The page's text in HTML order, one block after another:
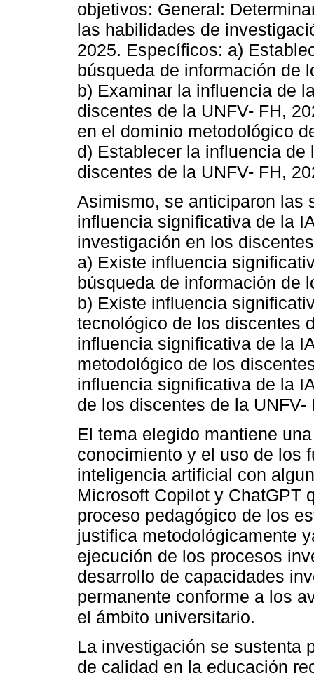
objetivos: General:
las habilidades de
2025. Específicos: a)
búsqueda de información de
b) Examinar la influencia de
discentes de la UNFV- FH,
en el dominio metodológico
d) Establecer la influencia
discentes de la UNFV- FH,
Asimismo, se anticiparon las
influencia significativa de la
investigación en los
a) Existe influencia
búsqueda de información de
b) Existe influencia
tecnológico de los discentes
influencia significativa de la
metodológico de los
influencia significativa de la
de los discentes de la UNFV-
El tema elegido mantiene
conocimiento y el uso de los
inteligencia artificial con
Microsoft Copilot y ChatGPT
proceso pedagógico de los
justifica metodológicamente
ejecución de los procesos
desarrollo de capacidades
permanente conforme a los
el ámbito universitario.
La investigación se sustenta
de calidad en la educación